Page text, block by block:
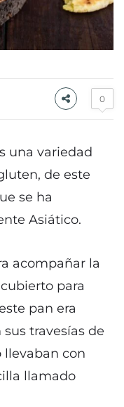
0
una variedad
de este
se ha
Asiático.
acompañar la
para
pan era
travesías de
llevaban con
llamado